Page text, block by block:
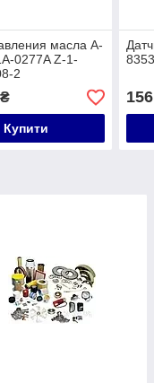
масла A-
0277A Z-1-
2
Купити